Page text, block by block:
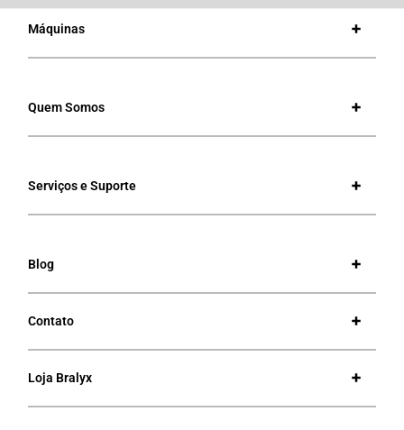
Máquinas
Quem Somos
Serviços e Suporte
Blog
Contato
Loja Bralyx